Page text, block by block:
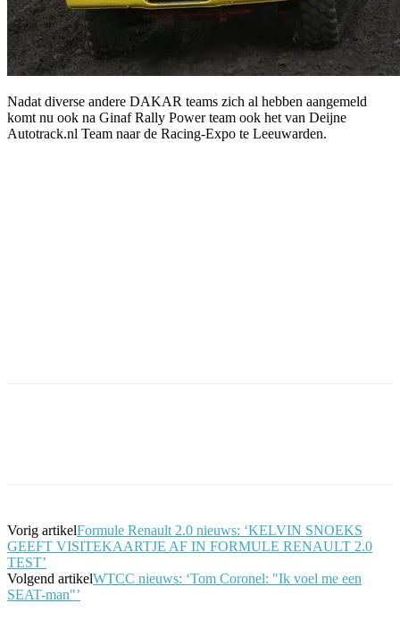
Nadat diverse andere DAKAR teams zich al hebben aangemeld
komt nu ook na Ginaf Rally Power team ook het van Deijne
Autotrack.nl Team naar de Racing-Expo te Leeuwarden.
Vorig artikelFormule Renault 2.0 nieuws: ‘KELVIN SNOEKS
GEEFT VISITEKAARTJE AF IN FORMULE RENAULT 2.0
TEST’
Volgend artikelWTCC nieuws: ‘Tom Coronel: "Ik voel me een
SEAT-man"’